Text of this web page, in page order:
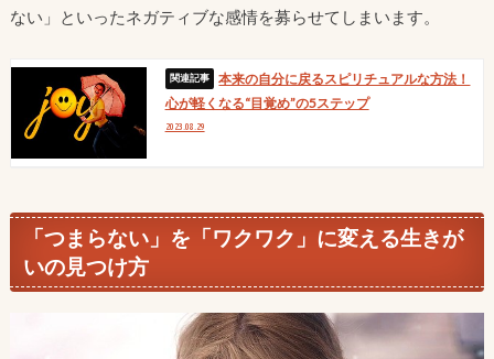
ない」といったネガティブな感情を募らせてしまいます。
本来の自分に戻るスピリチュアルな方法！
心が軽くなる“目覚め”の5ステップ
2023.08.29
「つまらない」を「ワクワク」に変える生きが
いの見つけ方